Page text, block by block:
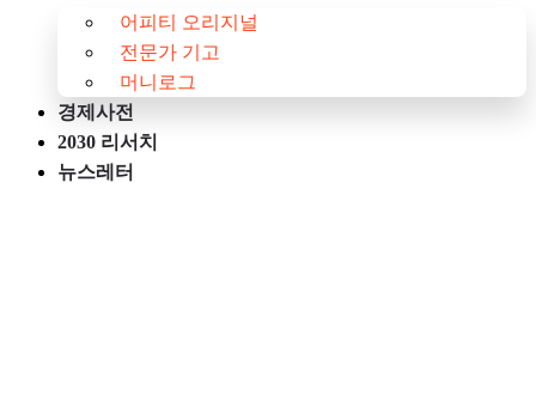
어피티 오리지널
전문가 기고
머니로그
경제사전
2030 리서치
뉴스레터